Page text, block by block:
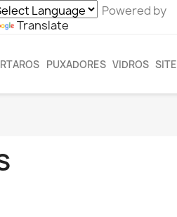
Powered by
Translate
PUXADORES VIDROS SITE